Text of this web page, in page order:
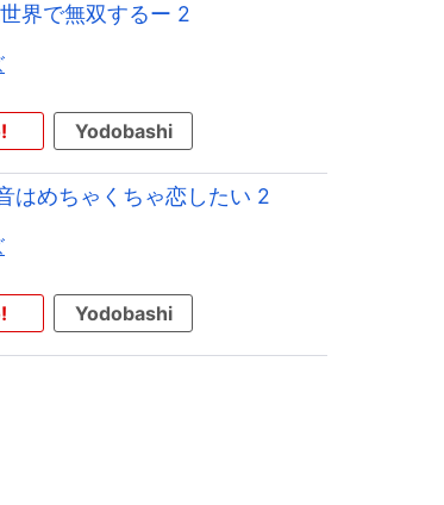
界で無双するー 2
Yodobashi
はめちゃくちゃ恋したい 2
Yodobashi